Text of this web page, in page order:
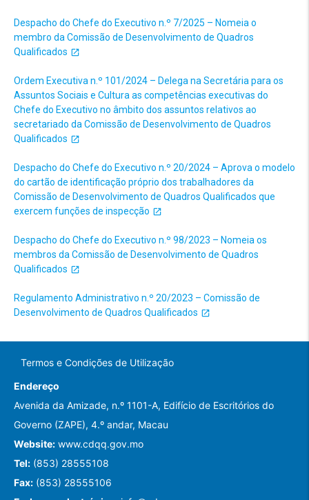
Despacho do Chefe do Executivo n.º 7/2025 – Nomeia o
membro da Comissão de Desenvolvimento de Quadros
Qualificados
Ordem Executiva n.º 101/2024 – Delega na Secretária para os
Assuntos Sociais e Cultura as competências executivas do
Chefe do Executivo no âmbito dos assuntos relativos ao
secretariado da Comissão de Desenvolvimento de Quadros
Qualificados
Despacho do Chefe do Executivo n.º 20/2024 – Aprova o modelo
do cartão de identificação próprio dos trabalhadores da
Comissão de Desenvolvimento de Quadros Qualificados que
exercem funções de inspecção
Despacho do Chefe do Executivo n.º 98/2023 – Nomeia os
membros da Comissão de Desenvolvimento de Quadros
Qualificados
Regulamento Administrativo n.º 20/2023 – Comissão de
Desenvolvimento de Quadros Qualificados
Termos e Condições de Utilização
Endereço
Avenida da Amizade, n.º 1101-A, Edifício de Escritórios do
Governo (ZAPE), 4.º andar, Macau
Website: www.cdqq.gov.mo
Tel: (853) 28555108
Fax: (853) 28555106